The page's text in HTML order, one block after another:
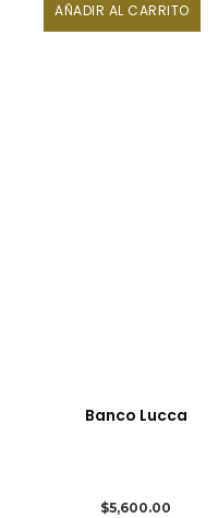
AÑADIR AL CARRITO
Banco Lucca
$5,600.00